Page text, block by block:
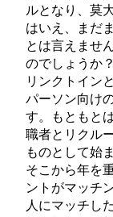
ルとなり、莫
はいえ、まだ
とは言えませ
のでしょうか？
リンクトイン
パーソン向け
す。もともと
職者とリクル
ものとして始
そこから年を
ントがマッチ
人にマッチし